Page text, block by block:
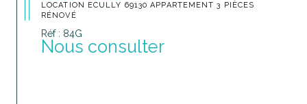
LOCATION ECULLY 69130 APPARTEMENT 3 PIÈCES
RÉNOVÉ
Réf : 84G
Nous consulter